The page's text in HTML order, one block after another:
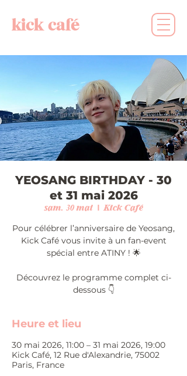
kick café
YEOSANG BIRTHDAY - 30
et 31 mai 2026
sam. 30 mai
  |
Kick Café
Pour célébrer l’anniversaire de Yeosang,
Kick Café vous invite à un fan-event
spécial entre ATINY ! 🌟
Découvrez le programme complet ci-
dessous 👇
Heure et lieu
30 mai 2026, 11:00 – 31 mai 2026, 19:00
Kick Café, 12 Rue d'Alexandrie, 75002
Paris, France